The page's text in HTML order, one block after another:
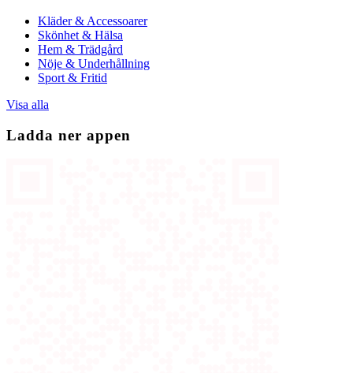
Kläder & Accessoarer
Skönhet & Hälsa
Hem & Trädgård
Nöje & Underhållning
Sport & Fritid
Visa alla
Ladda ner appen